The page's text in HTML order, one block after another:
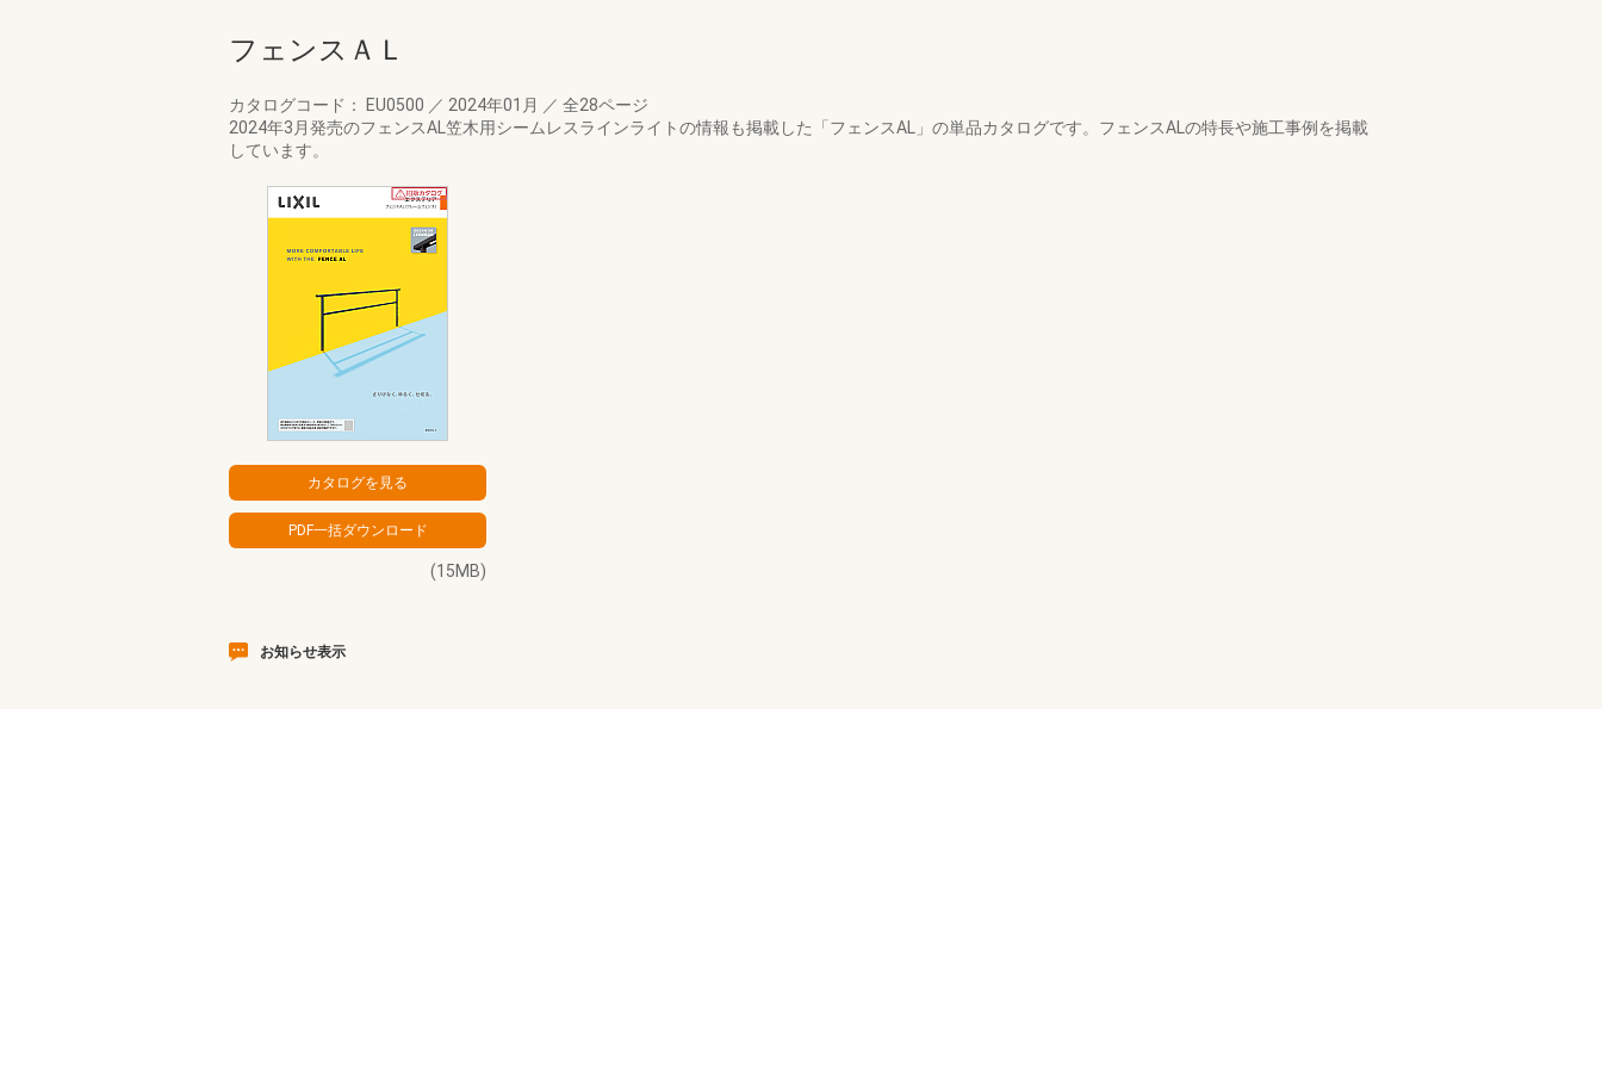
フェンスＡＬ
カタログコード： EU0500 ／ 2024年01月 ／ 全28ページ
2024年3月発売のフェンスAL笠木用シームレスラインライトの情報も掲載した「フェンスAL」の単品カタログです。フェンスALの特長や施工事例を掲載
しています。
(15MB)
お知らせ表示